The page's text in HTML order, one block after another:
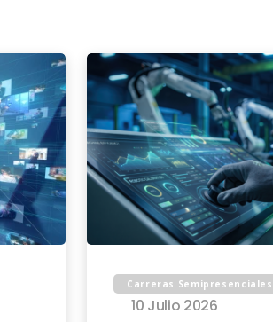
Carreras Semipresenciales
10 Julio 2026